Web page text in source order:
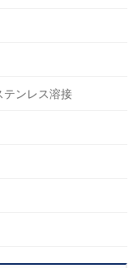
テンレス溶接